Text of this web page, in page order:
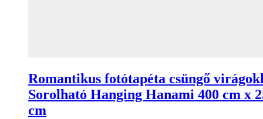
Romantikus fotótapéta csüngő
Sorolható Hanging Hanami 400 cm x
cm